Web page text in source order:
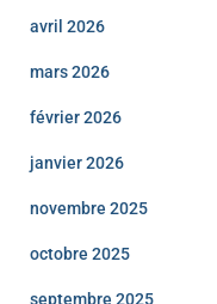
avril 2026
mars 2026
février 2026
janvier 2026
novembre 2025
octobre 2025
septembre 2025